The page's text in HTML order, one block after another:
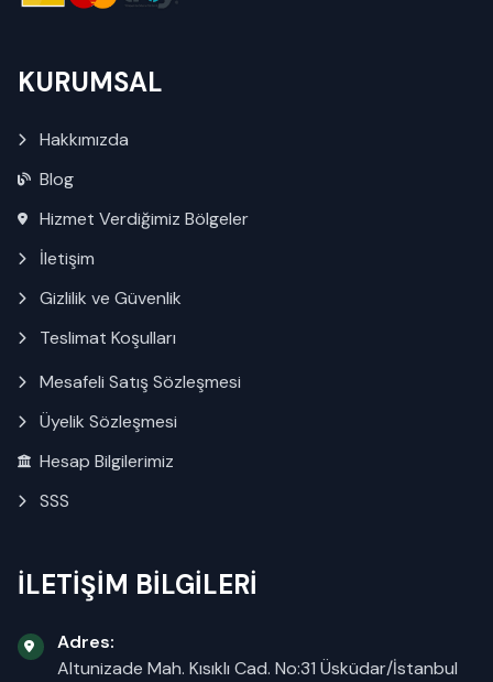
KURUMSAL
Hakkımızda
Blog
Hizmet Verdiğimiz Bölgeler
İletişim
Gizlilik ve Güvenlik
Teslimat Koşulları
Mesafeli Satış Sözleşmesi
Üyelik Sözleşmesi
Hesap Bilgilerimiz
SSS
İLETİŞİM BİLGİLERİ
Adres:
Altunizade Mah. Kısıklı Cad. No:31 Üsküdar/İstanbul